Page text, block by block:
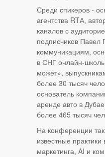
Среди спикеров -
агентства RTА,
каналов с
подписчиков Павел
коммуникациям,
в СНГ онлайн-
может»,
более 30 тысяч
основатель
аренде авто в
более 465 тысяч
На конференции
известные
маркетинга, AI и